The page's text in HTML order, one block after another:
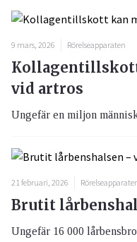
9 mars, 2026 Rörelseapparaten
vid artros
Ungefär en miljon
21 februari, 2026
Brutit
Ungefär 16 000